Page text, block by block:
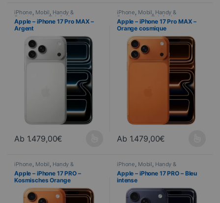
iPhone, Mobil, Handy &
Smartphone ,Telefonie
Apple – iPhone 17 Pro MAX –
Argent
Ab 1.479,00€
Dieses Produkt ist in verschiedenen Ausführungen erhältlich.
iPhone, Mobil, Handy &
Smartphone ,Telefonie
Apple – iPhone 17 Pro MAX –
Orange cosmique
Ab 1.479,00€
Dieses Produkt ist in
iPhone, Mobil, Handy &
Smartphone Telefonie
Apple – iPhone 17 PRO –
Kosmisches Orange
iPhone, Mobil, Handy &
Smartphone Telefonie
Apple – iPhone 17 PRO – Bleu
intense